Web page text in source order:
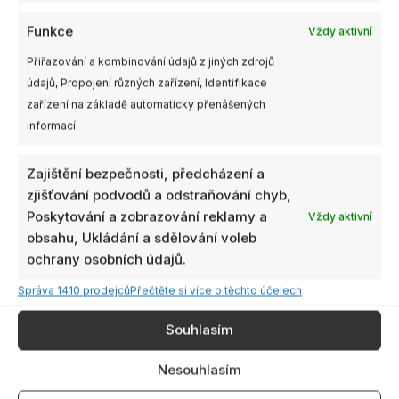
Funkce Vždy aktivní
Přiřazování a kombinování údajů z jiných zdrojů
údajů, Propojení různých zařízení, Identifikace
zařízení na základě automaticky přenášených
informací.
Zajištění bezpečnosti, předcházení a
zjišťování podvodů a odstraňování chyb,
Poskytování a zobrazování reklamy a
obsahu, Ukládání a sdělování voleb
ochrany osobních údajů.
Vždy aktivní
Správa 1410 prodejcůPřečtěte si více o těchto účelech
Souhlasím
Nesouhlasím
Dostupnost: 1ks
skladem
Gemfan 8″ 8040
129,00Kč s DPH
PŘIDAT DO KOŠÍKU
Gemfan 4″ 4023
Hurricane
39,00 Kč
VÝBĚR MOŽNOSTÍ
na
stránce
produktu
Tento
produkt
více
Možnosti